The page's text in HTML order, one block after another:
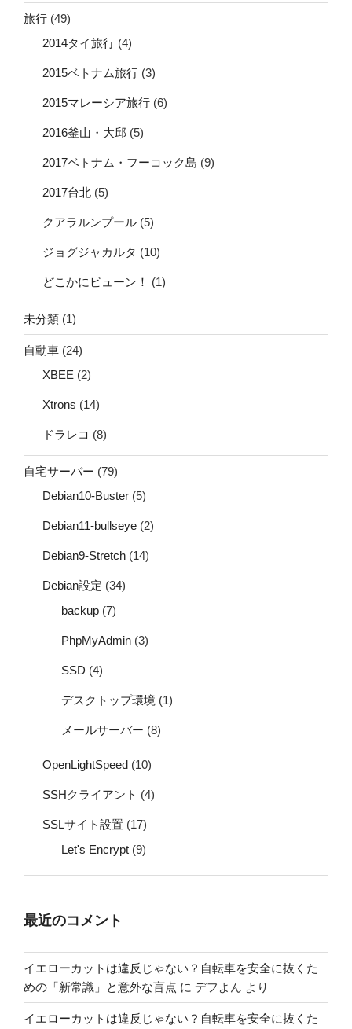
旅行 (49)
2014タイ旅行 (4)
2015ベトナム旅行 (3)
2015マレーシア旅行 (6)
2016釜山・大邱 (5)
2017ベトナム・フーコック島 (9)
2017台北 (5)
クアラルンプール (5)
ジョグジャカルタ (10)
どこかにビューン！ (1)
未分類 (1)
自動車 (24)
XBEE (2)
Xtrons (14)
ドラレコ (8)
自宅サーバー (79)
Debian10-Buster (5)
Debian11-bullseye (2)
Debian9-Stretch (14)
Debian設定 (34)
backup (7)
PhpMyAdmin (3)
SSD (4)
デスクトップ環境 (1)
メールサーバー (8)
OpenLightSpeed (10)
SSHクライアント (4)
SSLサイト設置 (17)
Let's Encrypt (9)
最近のコメント
イエローカットは違反じゃない？自転車を安全に抜くた
めの「新常識」と意外な盲点 に デフよん より
イエローカットは違反じゃない？自転車を安全に抜くた